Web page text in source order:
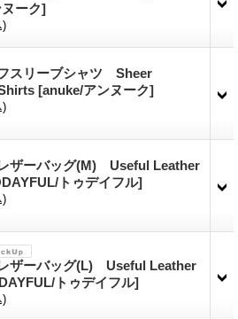
ーク]
)
スリーブシャツ Sheer
[anuke/アンヌーク]
)
ザーバッグ(M) Useful Leather
トゥデイフル]
)
ザーバッグ(L) Useful Leather
トゥデイフル]
)